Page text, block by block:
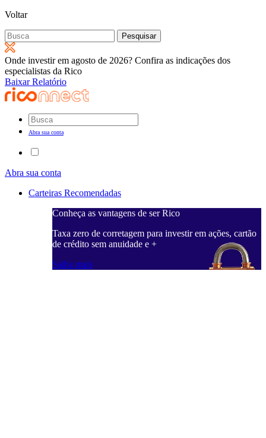
Voltar
Pesquisar
por:
Onde investir em agosto de 2026? Confira as indicações dos
especialistas da Rico
Baixar Relatório
Abra sua conta
Abra sua conta
Carteiras Recomendadas
Conheça as vantagens de ser Rico
Taxa zero de corretagem para investir em ações, cartão
de crédito sem anuidade e +
Saiba mais